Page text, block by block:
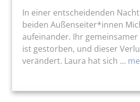
In einer entscheidenden
beiden Außenseiter*innen
aufeinander. Ihr
ist gestorben, und dieser
verändert. Laura hat sich ...